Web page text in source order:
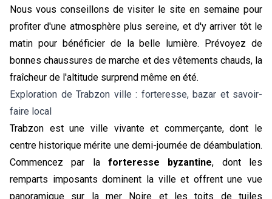
Nous vous conseillons de visiter le site en semaine pour
profiter d'une atmosphère plus sereine, et d'y arriver tôt le
matin pour bénéficier de la belle lumière. Prévoyez de
bonnes chaussures de marche et des vêtements chauds, la
fraîcheur de l'altitude surprend même en été.
Exploration de Trabzon ville : forteresse, bazar et savoir-
faire local
Trabzon est une ville vivante et commerçante, dont le
centre historique mérite une demi-journée de déambulation.
Commencez par la forteresse byzantine, dont les
remparts imposants dominent la ville et offrent une vue
panoramique sur la mer Noire et les toits de tuiles